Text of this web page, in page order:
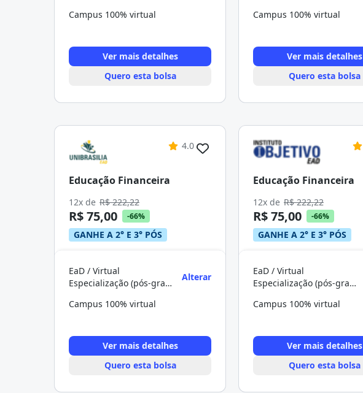
Campus 100% virtual
Ver mais detalhes
Quero esta bolsa
Campus 100% virtual
Ver mais detalhes
Quero esta bolsa
4.0
Educação Financeira
12x de R$ 222,22
R$ 75,00 -66%
GANHE A 2° E 3° PÓS
EaD / Virtual
Especialização (pós-graduação)
Alterar
Campus 100% virtual
Ver mais detalhes
Quero esta bolsa
Educação Financeira
12x de R$ 222,22
R$ 75,00 -66%
GANHE A 2° E 3° PÓS
EaD / Virtual
Especialização (pós-graduação)
Campus 100% virtual
Ver mais detalhes
Quero esta bolsa